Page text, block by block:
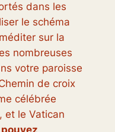
dans les
le schéma
sur la
nombreuses
votre paroisse
de croix
célébrée
et le Vatican